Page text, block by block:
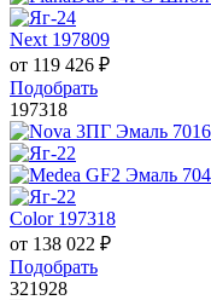
Next 197809
от 119 426 ₽
Подобрать
197318
Color 197318
от 138 022 ₽
Подобрать
321928